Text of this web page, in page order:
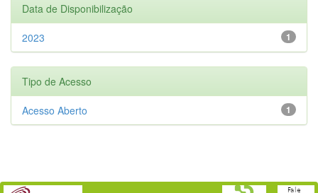
Data de Disponibilização
1
2023
Tipo de Acesso
1
Acesso Aberto